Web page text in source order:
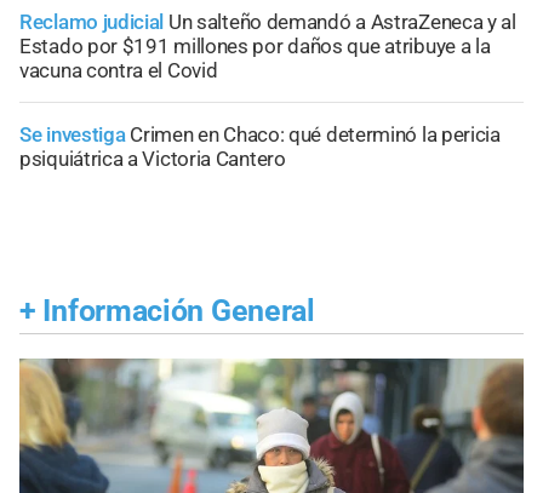
Reclamo judicial Un salteño demandó a AstraZeneca y al
Estado por $191 millones por daños que atribuye a la
vacuna contra el Covid
Se investiga Crimen en Chaco: qué determinó la pericia
psiquiátrica a Victoria Cantero
+ Información General